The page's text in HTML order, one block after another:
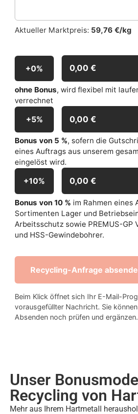
Aktueller Marktpreis: 59,76 €/kg
+0% 0,00 €
ohne Bonus, wird flexibel mit
verrechnet
+5% 0,00 €
Bonus von 5 %, sofern die
eines Auftrags aus unserem
eingelöst wird.
+10% 0,00 €
Bonus von 10 % im Rahmen eines
Sortimenten Lager und
Arbeitsschutz sowie PREMUS-GP
und HSS-Gewindebohrer.
Recycling-Anfrage
Beim Klick öffnet sich Ihr E-Mail-
vorausgefüllter Nachricht. Sie
Absenden noch prüfen und ergänzen.
Unser
Recycling von
Mehr aus Ihrem Hartmetall